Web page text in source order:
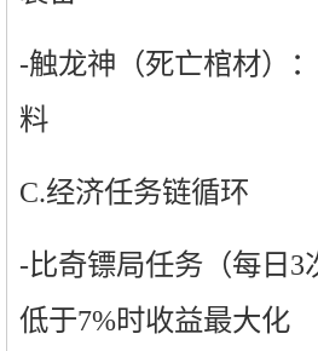
-触龙神（死亡棺材）
料
C.经济任务链循环
-比奇镖局任务（每日
低于7%时收益最大化